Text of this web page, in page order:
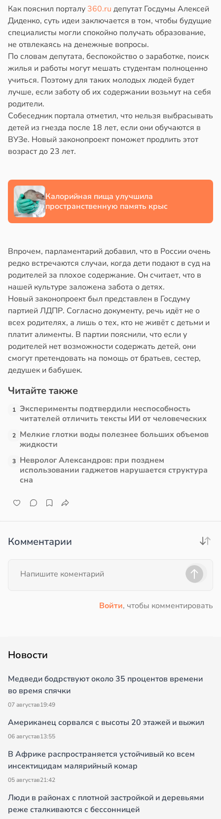
в21:42
20:58
Как пояснил порталу 360.ru депутат Госдумы Алексей
Диденко, суть идеи заключается в том, чтобы будущие
специалисты могли спокойно получать образование,
не отвлекаясь на денежные вопросы.
По словам депутата, беспокойство о заработке, поиск
жилья и работы могут мешать студентам полноценно
учиться. Поэтому для таких молодых людей будет
лучше, если заботу об их содержании возьмут на себя
родители.
Собеседник портала отметил, что нельзя выбрасывать
детей из гнезда после 18 лет, если они обучаются в
ВУЗе. Новый законопроект поможет продлить этот
возраст до 23 лет.
Калорийная пища улучшила
пространственную память крыс
Впрочем, парламентарий добавил, что в России очень
редко встречаются случаи, когда дети подают в суд на
родителей за плохое содержание. Он считает, что в
нашей культуре заложена забота о детях.
Новый законопроект был представлен в Госдуму
партией ЛДПР. Согласно документу, речь идёт не о
всех родителях, а лишь о тех, кто не живёт с детьми и
платит алименты. В партии пояснили, что если у
родителей нет возможности содержать детей, они
смогут претендовать на помощь от братьев, сестер,
дедушек и бабушек.
Читайте также
1 Эксперименты подтвердили неспособность
читателей отличить тексты ИИ от человеческих
2 Мелкие глотки воды полезнее больших объемов
жидкости
3 Невролог Александров: при позднем
использовании гаджетов нарушается структура
сна
Комментарии
Войти, чтобы комментировать
Новости
Медведи бодрствуют около 35 процентов времени
во время спячки
07 августав19:49
Американец сорвался с высоты 20 этажей и выжил
06 августав13:55
В Африке распространяется устойчивый ко всем
инсектицидам малярийный комар
05 августав21:42
Люди в районах с плотной застройкой и деревьями
реже сталкиваются с бессонницей
20:54
20:34
20:32